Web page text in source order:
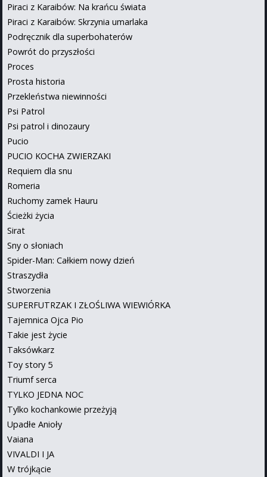
Piraci z Karaibów: Na krańcu świata
Piraci z Karaibów: Skrzynia umarlaka
Podręcznik dla superbohaterów
Powrót do przyszłości
Proces
Prosta historia
Przekleństwa niewinności
Psi Patrol
Psi patrol i dinozaury
Pucio
PUCIO KOCHA ZWIERZAKI
Requiem dla snu
Romeria
Ruchomy zamek Hauru
Ścieżki życia
Sirat
Sny o słoniach
Spider-Man: Całkiem nowy dzień
Straszydła
Stworzenia
SUPERFUTRZAK I ZŁOŚLIWA WIEWIÓRKA
Tajemnica Ojca Pio
Takie jest życie
Taksówkarz
Toy story 5
Triumf serca
TYLKO JEDNA NOC
Tylko kochankowie przeżyją
Upadłe Anioły
Vaiana
VIVALDI I JA
W trójkącie